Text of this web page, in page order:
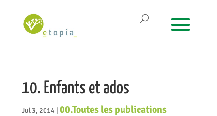
10. Enfants et ados
Jul 3, 2014 00.Toutes les publications